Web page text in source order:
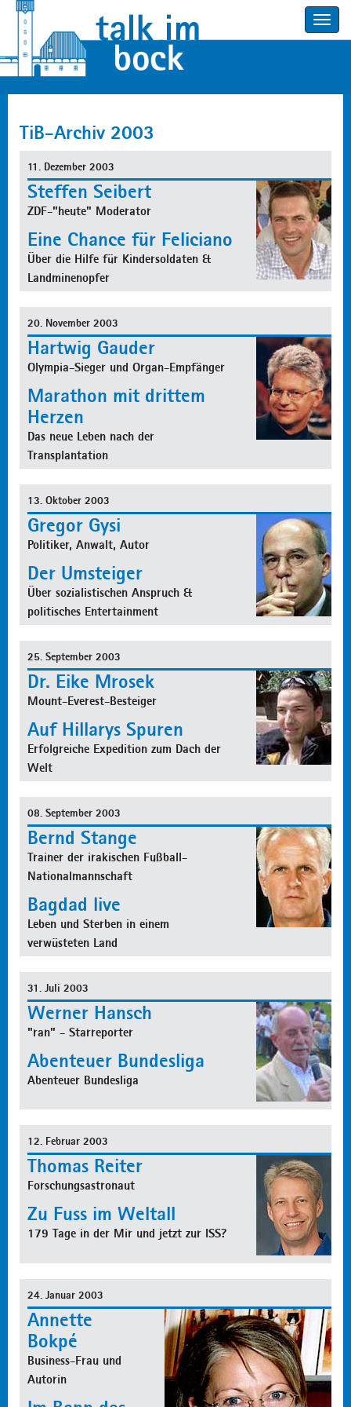
Toggle
TiB-Archiv 2003
11. Dezember 2003
Steffen Seibert
ZDF-"heute" Moderator
Eine Chance für Feliciano
Über die Hilfe für Kindersoldaten &
Landminenopfer
20. November 2003
Hartwig Gauder
Olympia-Sieger und Organ-Empfänger
Marathon mit drittem
Herzen
Das neue Leben nach der
Transplantation
13. Oktober 2003
Gregor Gysi
Politiker, Anwalt, Autor
Der Umsteiger
Über sozialistischen Anspruch &
politisches Entertainment
25. September 2003
Dr. Eike Mrosek
Mount-Everest-Besteiger
Auf Hillarys Spuren
Erfolgreiche Expedition zum Dach der
Welt
08. September 2003
Bernd Stange
Trainer der irakischen Fußball-
Nationalmannschaft
Bagdad live
Leben und Sterben in einem
verwüsteten Land
31. Juli 2003
Werner Hansch
"ran" - Starreporter
Abenteuer Bundesliga
Abenteuer Bundesliga
12. Februar 2003
Thomas Reiter
Forschungsastronaut
Zu Fuss im Weltall
179 Tage in der Mir und jetzt zur ISS?
24. Januar 2003
Annette
Bokpé
Business-Frau und
Autorin